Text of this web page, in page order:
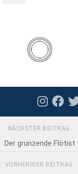
NÄCHSTER BEITRAG
Der grunzende Flötist
VORHERIGER BEITRAG